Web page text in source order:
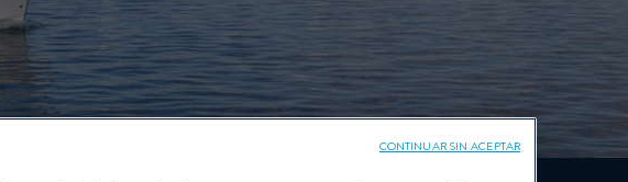
CONTINUAR SIN ACEPTAR